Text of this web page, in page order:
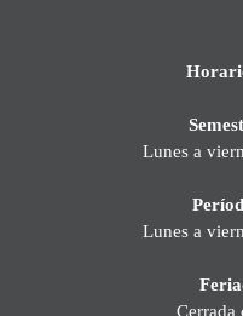
Lunes a
Lunes a
Cerrada